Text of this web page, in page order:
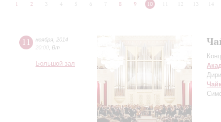
1 2 3 4 5 6 7 8 9 10 12 13 14
11 ноября 2014
20:00 Вт
Большой зал